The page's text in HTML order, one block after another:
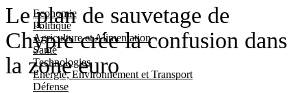
Economie
Politique
Agriculture et Alimentation
Santé
Technologies
Energie, Environnement et Transport
Défense
Le plan de sauvetage de
Chypre crée la confusion dans
la zone euro